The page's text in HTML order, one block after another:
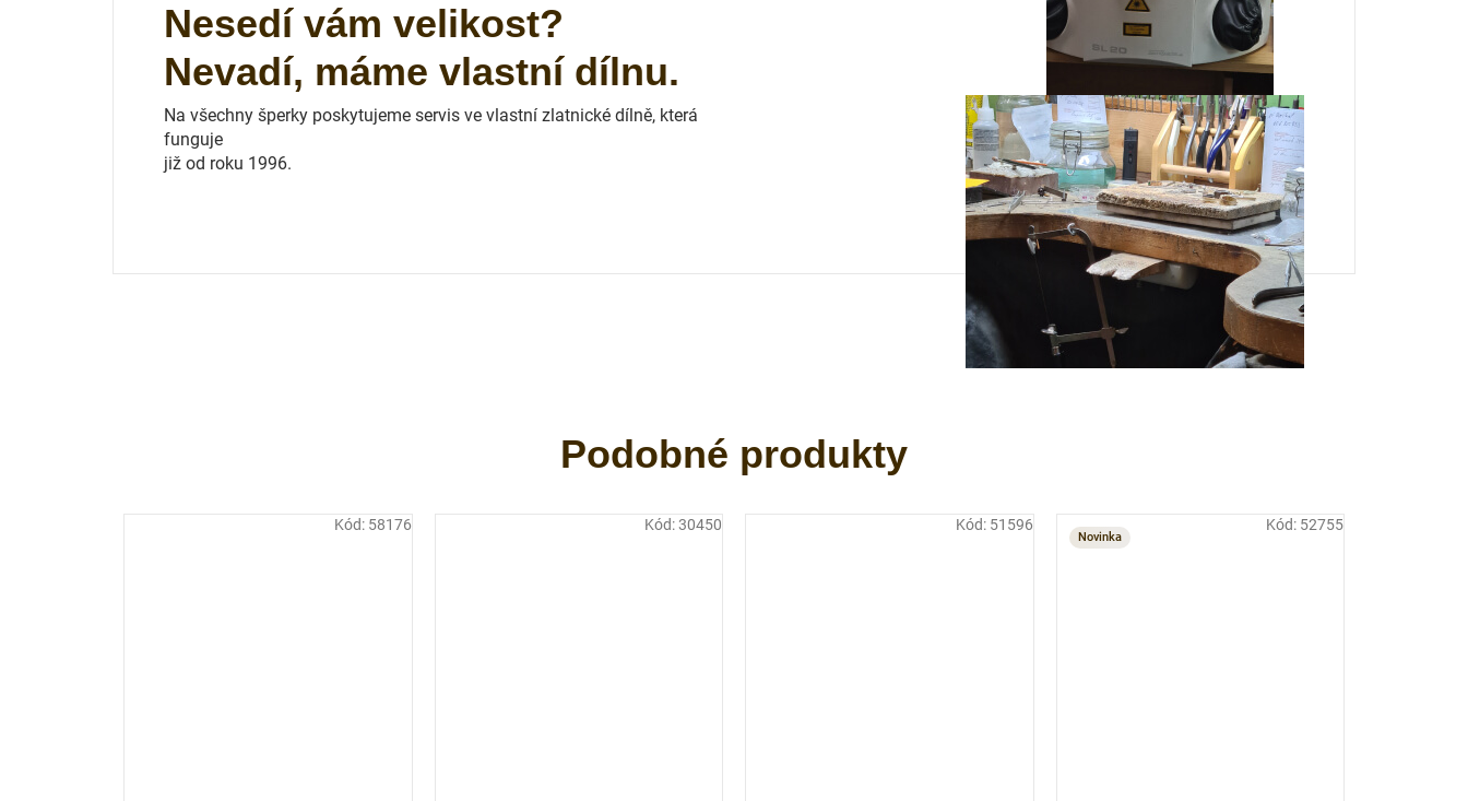
Kód: 58176 Kód:30450 Kód: 51596
Novinka
Kód: 52755
Nesedí vám velikost?
Nevadí, máme vlastní dílnu.
Na všechny šperky poskytujeme servis ve vlastní zlatnické dílně, která
funguje
již od roku 1996.